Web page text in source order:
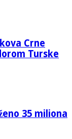
Crne
Turske
35 miliona